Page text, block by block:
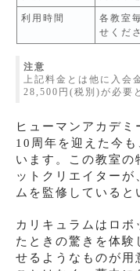
利用時間
各教室
せくだ
注意
上記料金とは他に入会
28,500円(税別)が必要
ヒューマンアカデ
10周年を迎えた今
います。この教室の
ットクリエイターが
ムを監修していると
カリキュラムはロ
たときの驚きを体験
せるようなものが用